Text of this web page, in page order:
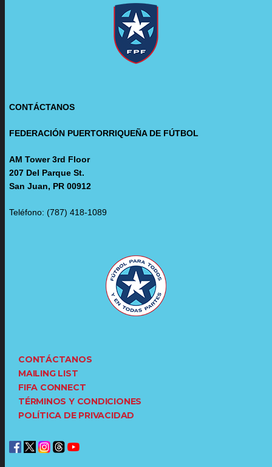
CONTÁCTANOS
FEDERACIÓN PUERTORRIQUEÑA DE FÚTBOL
AM Tower 3rd Floor
207 Del Parque St.
San Juan, PR 00912
Teléfono: (787) 418-1089
CONTÁCTANOS
MAILING LIST
FIFA CONNECT
TÉRMINOS Y CONDICIONES
POLÍTICA DE PRIVACIDAD